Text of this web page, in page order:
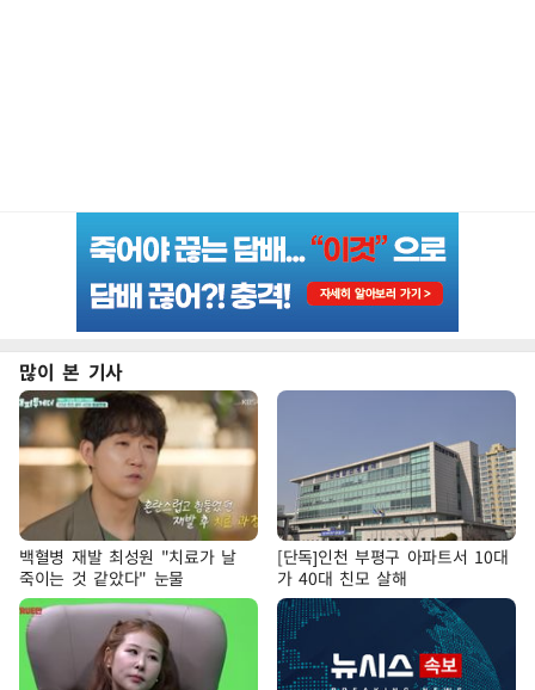
많이 본 기사
백혈병 재발 최성원 "치료가 날
죽이는 것 같았다" 눈물
[단독]인천 부평구 아파트서 10대
가 40대 친모 살해